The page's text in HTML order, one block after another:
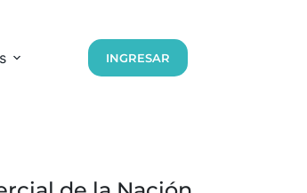
INGRESAR